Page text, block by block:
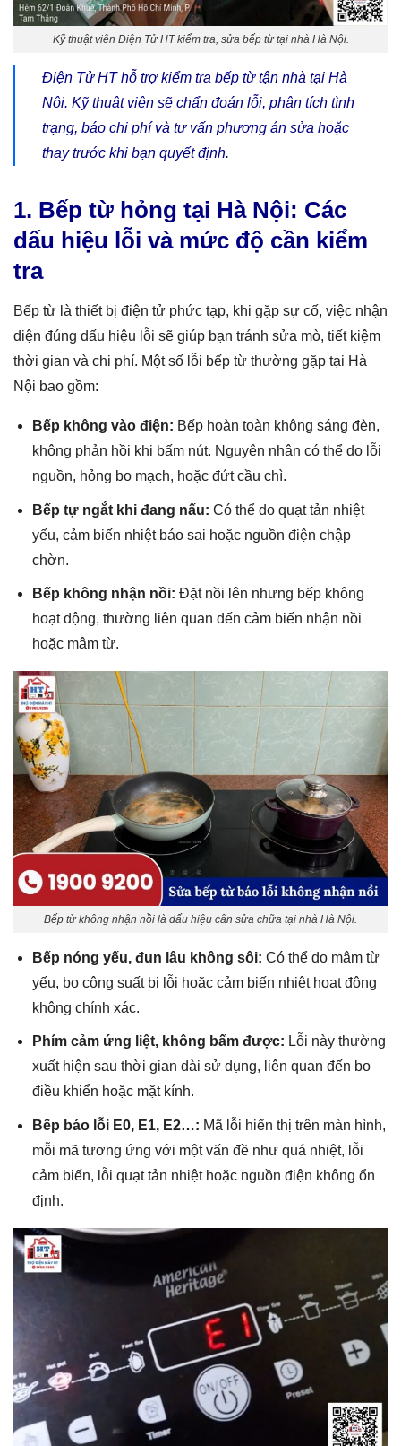
Kỹ thuật viên Điện Tử HT kiểm tra, sửa bếp từ tại nhà Hà Nội.
Điện Tử HT hỗ trợ kiểm tra bếp từ tận nhà tại Hà
Nội. Kỹ thuật viên sẽ chẩn đoán lỗi, phân tích tình
trạng, báo chi phí và tư vấn phương án sửa hoặc
thay trước khi bạn quyết định.
1. Bếp từ hỏng tại Hà Nội: Các
dấu hiệu lỗi và mức độ cần kiểm
tra
Bếp từ là thiết bị điện tử phức tạp, khi gặp sự cố, việc nhận
diện đúng dấu hiệu lỗi sẽ giúp bạn tránh sửa mò, tiết kiệm
thời gian và chi phí. Một số lỗi bếp từ thường gặp tại Hà
Nội bao gồm:
Bếp không vào điện: Bếp hoàn toàn không sáng đèn,
không phản hồi khi bấm nút. Nguyên nhân có thể do lỗi
nguồn, hỏng bo mạch, hoặc đứt cầu chì.
Bếp tự ngắt khi đang nấu: Có thể do quạt tản nhiệt
yếu, cảm biến nhiệt báo sai hoặc nguồn điện chập
chờn.
Bếp không nhận nồi: Đặt nồi lên nhưng bếp không
hoạt động, thường liên quan đến cảm biến nhận nồi
hoặc mâm từ.
Bếp từ không nhận nồi là dấu hiệu cân sửa chữa tại nhà Hà Nội.
Bếp nóng yếu, đun lâu không sôi: Có thể do mâm từ
yếu, bo công suất bị lỗi hoặc cảm biến nhiệt hoạt động
không chính xác.
Phím cảm ứng liệt, không bấm được: Lỗi này thường
xuất hiện sau thời gian dài sử dụng, liên quan đến bo
điều khiển hoặc mặt kính.
Bếp báo lỗi E0, E1, E2…: Mã lỗi hiển thị trên màn hình,
mỗi mã tương ứng với một vấn đề như quá nhiệt, lỗi
cảm biến, lỗi quạt tản nhiệt hoặc nguồn điện không ổn
định.